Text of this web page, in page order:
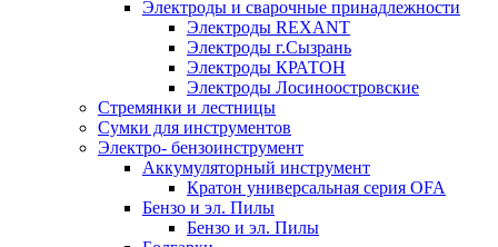
Электроды и сварочные принадлежности
Электроды REXANT
Электроды г.Сызрань
Электроды КРАТОН
Электроды Лосиноостровские
Стремянки и лестницы
Сумки для инструментов
Электро- бензоинструмент
Аккумуляторный инструмент
Кратон универсальная серия OFA
Бензо и эл. Пилы
Бензо и эл. Пилы